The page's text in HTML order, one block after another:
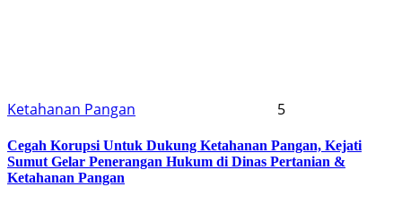
Ketahanan Pangan 5
Cegah Korupsi Untuk Dukung Ketahanan Pangan, Kejati
Sumut Gelar Penerangan Hukum di Dinas Pertanian &
Ketahanan Pangan